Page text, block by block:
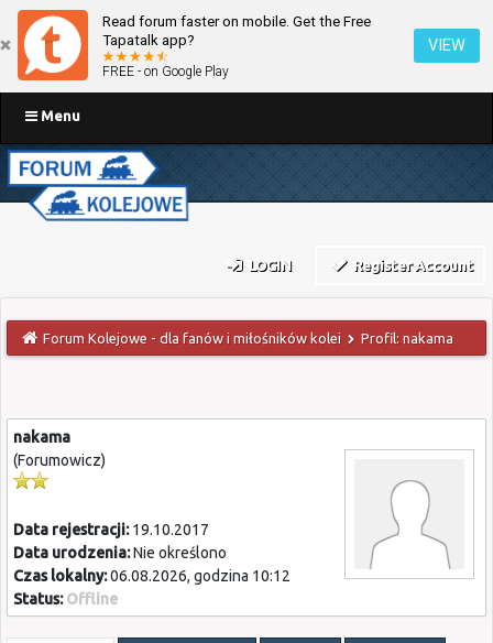
Read forum faster on mobile. Get the Free
Tapatalk app?
FREE - on Google Play
VIEW
Menu
LOGIN Register Account
Forum Kolejowe - dla fanów i miłośników kolei Profil: nakama
nakama
(Forumowicz)
Data rejestracji:19.10.2017
Data urodzenia:Nie określono
Czas lokalny:06.08.2026, godzina 10:12
Status: Offline